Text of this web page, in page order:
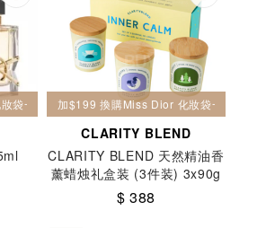
袋一個 加$199 換購Miss Dior 化妝袋一個
CLARITY BLEND
CLARITY BLEND 天然精油香
薰蜡烛礼盒装 (3件装) 3x90g
$ 388